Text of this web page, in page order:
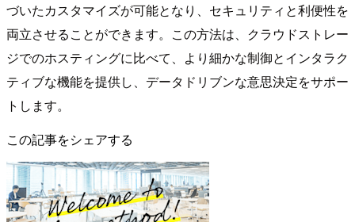
づいたカスタマイズが可能となり、セキュリティと利便性を
両立させることができます。この方法は、クラウドストレー
ジでのホスティングに比べて、より細かな制御とインタラク
ティブな機能を提供し、データドリブンな意思決定をサポー
トします。
この記事をシェアする